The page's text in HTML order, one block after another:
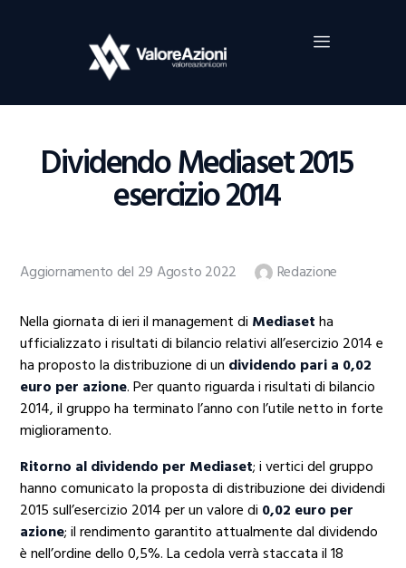
Dividendo Mediaset 2015
esercizio 2014
Home
Investimenti
Borsa
Guide Al Trading
Criptovalute
Aggiornamento del 29 Agosto 2022 Redazione
Nella giornata di ieri il management di Mediasetha
ufficializzato i risultati di bilancio relativi all’esercizio 2014 e
ha proposto la distribuzione di un dividendo pari a 0,02
euro per azione. Per quanto riguarda i risultati di bilancio
2014, il gruppo ha terminato l’anno con l’utile netto in forte
miglioramento.
Ritorno al dividendo per Mediaset; i vertici del gruppo
hanno comunicato la proposta di distribuzione dei dividendi
2015 sull’esercizio 2014 per un valore di 0,02 euro per
azione; il rendimento garantito attualmente dal dividendo
è nell’ordine dello 0,5%. La cedola verrà staccata il 18